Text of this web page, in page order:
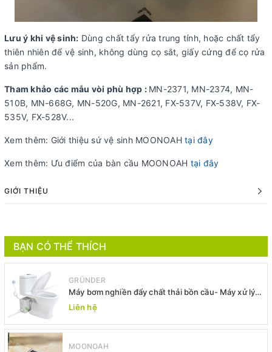
Lưu ý khi vệ sinh: Dùng chất tẩy rửa trung tính, hoặc chất tẩy
thiên nhiên để vệ sinh, không dùng cọ sắt, giấy cứng để cọ rửa
sản phẩm.
Tham khảo các mẫu vòi phù hợp : MN-2371, MN-2374, MN-
510B, MN-668G, MN-520G, MN-2621, FX-537V, FX-538V, FX-
535V, FX-528V...
Xem thêm: Giới thiệu sứ vệ sinh MOONOAHtại đây
Xem thêm: Ưu điểm của bàn cầu MOONOAH tại đây
GIỚI THIỆU
BẠN CÓ THỂ THÍCH
GRÜNDER
Máy bơm nghiền đẩy chất thải bồn cầu- Máy xử lý
chất thải bồn cầu -Máy bơm xả thải
Liên hệ
MOONOAH